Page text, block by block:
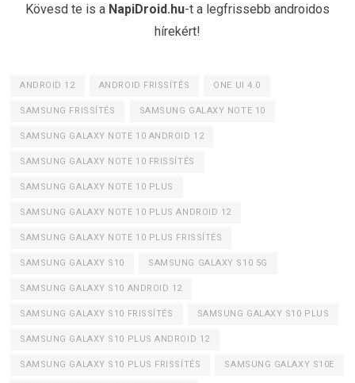
Kövesd te is a NapiDroid.hu-t a legfrissebb androidos
hírekért!
ANDROID 12 ANDROID FRISSÍTÉS ONE UI 4.0
SAMSUNG FRISSÍTÉS SAMSUNG GALAXY NOTE 10
SAMSUNG GALAXY NOTE 10 ANDROID 12
SAMSUNG GALAXY NOTE 10 FRISSÍTÉS
SAMSUNG GALAXY NOTE 10 PLUS
SAMSUNG GALAXY NOTE 10 PLUS ANDROID 12
SAMSUNG GALAXY NOTE 10 PLUS FRISSÍTÉS
SAMSUNG GALAXY S10 SAMSUNG GALAXY S10 5G
SAMSUNG GALAXY S10 ANDROID 12
SAMSUNG GALAXY S10 FRISSÍTÉS SAMSUNG GALAXY S10 PLUS
SAMSUNG GALAXY S10 PLUS ANDROID 12
SAMSUNG GALAXY S10 PLUS FRISSÍTÉS SAMSUNG GALAXY S10E